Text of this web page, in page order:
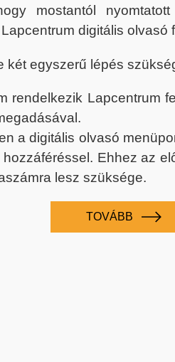
mostantól
digitális
két egyszerű lépés
rendelkezik Lapcentrum
a digitális olvasó
Ehhez az
lesz szüksége.
TOVÁBB